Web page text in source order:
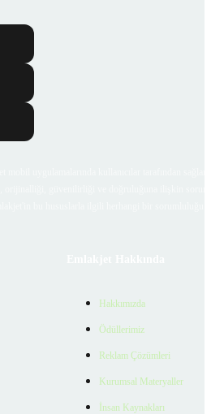
Hakkımızda
Ödüllerimiz
Reklam Çözümleri
Kurumsal Materyaller
İnsan Kaynakları